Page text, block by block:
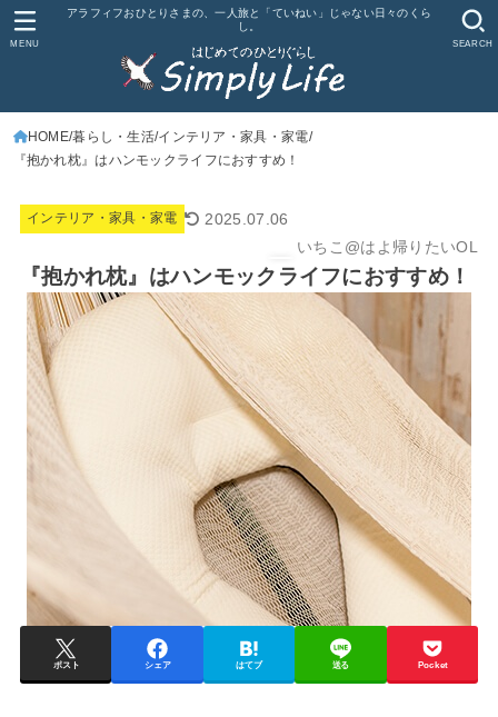
アラフィフおひとりさまの、一人旅と「ていねい」じゃない日々のくら
し。
SEARCH
MENU
HOME 暮らし・生活 インテリア・家具・家電
『抱かれ枕』はハンモックライフにおすすめ！
インテリア・家具・家電
2025.07.06
いちこ@はよ帰りたいOL
『抱かれ枕』はハンモックライフにおすすめ！
ポスト シェア はてブ 送る Pocket